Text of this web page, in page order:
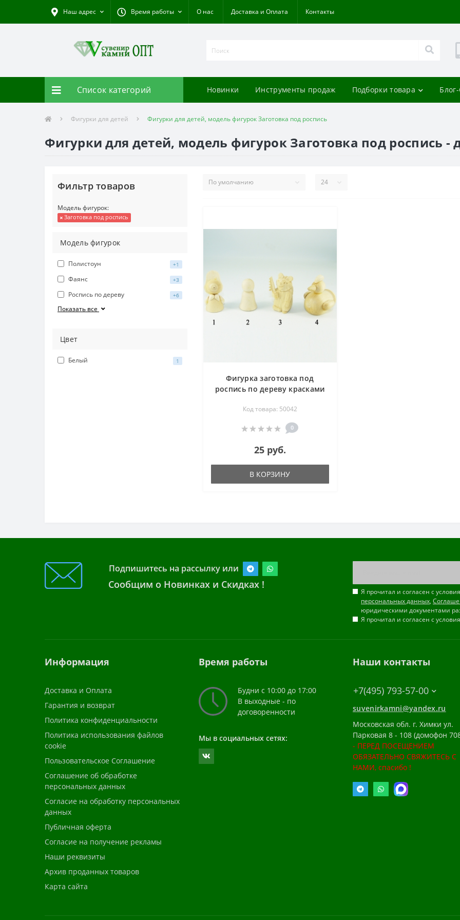
Наш адрес Время работы О нас Доставка и Оплата Контакты
Список категорий Новинки Инструменты продаж Подборки товара
Фигурки для детей Фигурки для детей, модель фигурок Заготовка под роспись
Фигурки для детей, модель фигурок Заготовка под роспись -
Фильтр товаров
Модель фигурок:
Заготовка под роспись
Модель фигурок
Полистоун +1
Фаянс +3
Роспись по дереву +6
Показать все
Цвет
Белый 1
Фигурка заготовка под
роспись по дереву красками
Мишка, Курочка-ряба - 50
Код товара: 50042
0
25 руб.
В КОРЗИНУ
Подпишитесь на рассылку или
Сообщим о Новинках и Скидках !
Я прочитал и согласен с
персональных данных,
юридическими документами
Я прочитал и согласен с
Информация
Доставка и Оплата
Гарантия и возврат
Политика конфиденциальности
Политика использования файлов
cookie
Пользовательское Соглашение
Соглашение об обработке
персональных данных
Согласие на обработку персональных
данных
Публичная оферта
Согласие на получение рекламы
Наши реквизиты
Архив проданных товаров
Карта сайта
Время работы
Будни с 10:00 до 17:00
В выходные - по
договоренности
Мы в социальных сетях:
Наши контакты
+7(495) 793-57-00
suvenirkamni@yandex.ru
Московская обл. г. Химки ул.
Парковая 8 - 108 (домофон
- ПЕРЕД ПОСЕЩЕНИЕМ
ОБЯЗАТЕЛЬНО СВЯЖИТЕСЬ С
НАМИ, спасибо !